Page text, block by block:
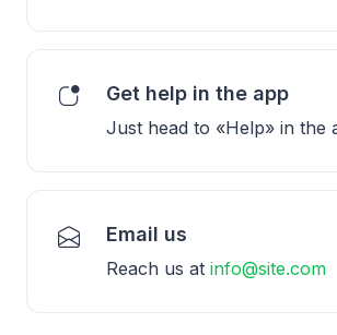
Get help in the app
Just head to «Help» in the
Email us
Reach us at info@site.com